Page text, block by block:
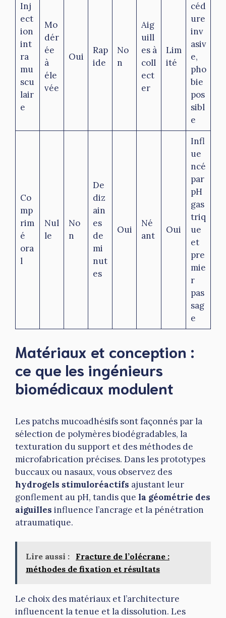
Inj
ect
ion
int
ra
mu
scu
lair
e
Mo
dér
ée
à
éle
vée
Oui
Rap
ide
No
n
Aig
uill
es à
coll
ect
er
Lim
ité
céd
ure
inv
asiv
e,
pho
bie
pos
sibl
e
Co
mp
rim
é
ora
l
Nul
le
No
n
De
diz
ain
es
de
mi
nut
es
Oui
Né
ant
Oui
Infl
ue
ncé
par
pH
gas
triq
ue
et
pre
mie
r
pas
sag
e
Matériaux et conception :
ce que les ingénieurs
biomédicaux modulent
Les patchs mucoadhésifs sont façonnés par la
sélection de polymères biodégradables, la
texturation du support et des méthodes de
microfabrication précises. Dans les prototypes
buccaux ou nasaux, vous observez des
hydrogels stimuloréactifs ajustant leur
gonflement au pH, tandis que la géométrie des
aiguilles influence l’ancrage et la pénétration
atraumatique.
Lire aussi :
Fracture de l’olécrane :
méthodes de fixation et résultats
Le choix des matériaux et l’architecture
influencent la tenue et la dissolution. Les